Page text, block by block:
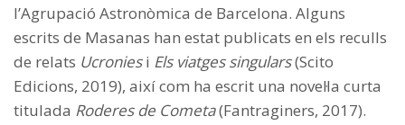
l’Agrupació Astronòmica de Barcelona. Alguns
escrits de Masanas han estat publicats en els reculls
de relats Ucroniesi Els viatges singulars(Scito
Edicions, 2019), així com ha escrit una novel·la curta
titulada Roderes de Cometa(Fantraginers, 2017).